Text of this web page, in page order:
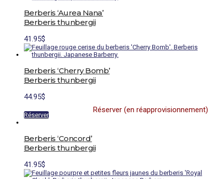
sur
la
page
du
produit
61.95$
plusieurs
variations.
Les
options
choisies
sur
page
du
produit
Berberis ‘Aurea Nana’
Berberis thunbergii
41.95$
Berberis ‘Cherry Bomb’
Berberis thunbergii
44.95$
Réserver (en réapprovisionnement)
Réserver
Berberis ‘Concord’
Berberis thunbergii
41.95$